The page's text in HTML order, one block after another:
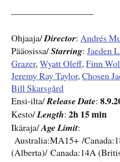
Ohjaaja/Director: Andrés
Pääosissa/Starring:Jaeden
Grazer,Wyatt Oleff,Finn
Jeremy Ray Taylor,Chosen
Bill Skarsgård
Ensi-ilta/Release Date:
Kesto/Length:2h 15 min
Ikäraja/Age Limit:
Australia:MA15+ /
(Alberta)/Canada:14A